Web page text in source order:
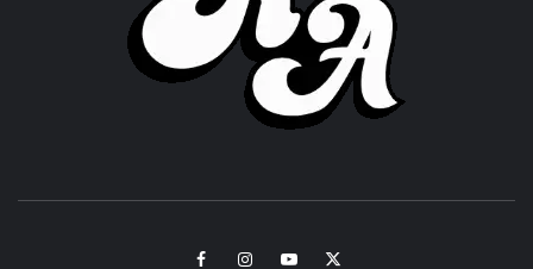
FacebookInstagramYoutubeTwitter